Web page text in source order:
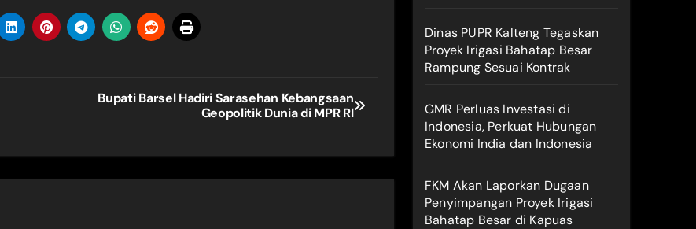
Bupati Barsel Hadiri Sarasehan Kebangsaan
Geopolitik Dunia di MPR RI
Dinas PUPR Kalteng Tegaskan
Proyek Irigasi Bahatap Besar
Rampung Sesuai Kontrak
GMR Perluas Investasi di
Indonesia, Perkuat Hubungan
Ekonomi India dan Indonesia
FKM Akan Laporkan Dugaan
Penyimpangan Proyek Irigasi
Bahatap Besar di Kapuas